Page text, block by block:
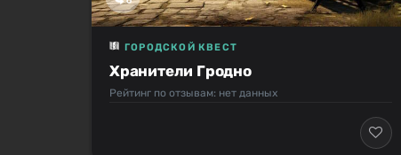
Хранители Гродно
ГОРОДСКОЙ КВЕСТ
Рейтинг по отзывам: нет данных